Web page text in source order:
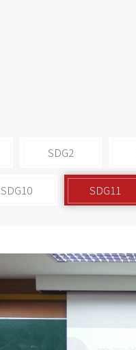
SDG2
SDG10 SDG11